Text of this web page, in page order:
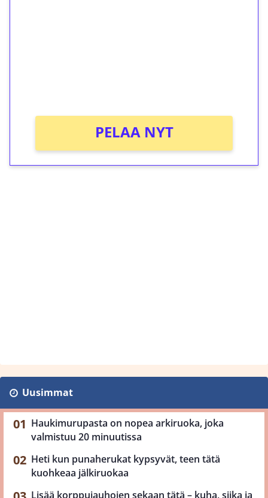
PELAA NYT
Uusimmat
Haukimurupasta on nopea arkiruoka, joka
valmistuu 20 minuutissa
Heti kun punaherukat kypsyvät, teen tätä
kuohkeaa jälkiruokaa
Lisää korppujauhojen sekaan tätä – kuha, siika ja